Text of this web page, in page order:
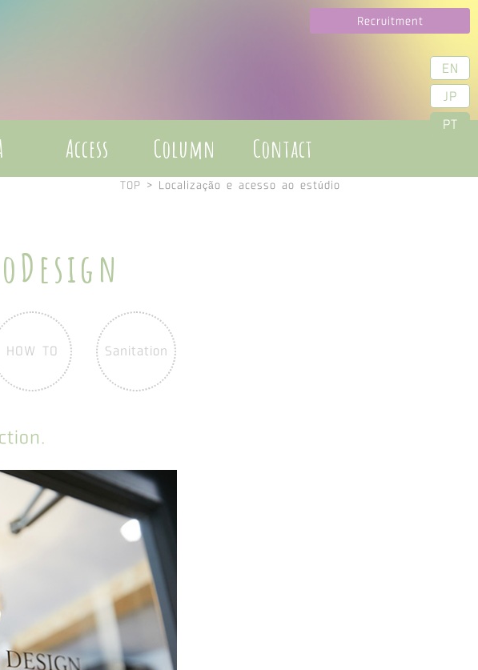
Recruitment
EN
JP
PT
Access Column Contact
TOP > Localização e acesso ao estúdio
HOW TO Sanitation